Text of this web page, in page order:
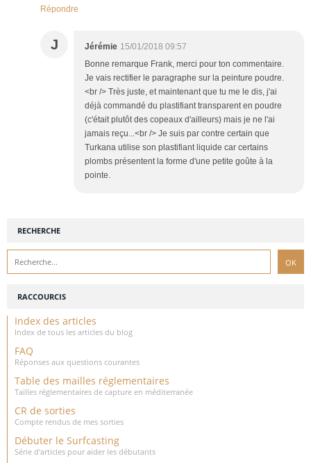
Répondre
J Jérémie 15/01/2018 09:57
Bonne remarque Frank, merci pour ton commentaire.
Je vais rectifier le paragraphe sur la peinture poudre.
<br /> Très juste, et maintenant que tu me le dis, j'ai
déjà commandé du plastifiant transparent en poudre
(c'était plutôt des copeaux d'ailleurs) mais je ne l'ai
jamais reçu...<br /> Je suis par contre certain que
Turkana utilise son plastifiant liquide car certains
plombs présentent la forme d'une petite goûte à la
pointe.
RECHERCHE
RACCOURCIS
Index des articles
Index de tous les articles du blog
FAQ
Réponses aux questions courantes
Table des mailles réglementaires
Tailles réglementaires de capture en méditerranée
CR de sorties
Compte rendus de mes sorties
Débuter le Surfcasting
Série d'articles pour aider les débutants